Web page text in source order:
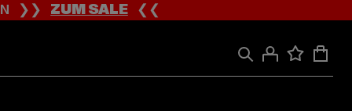
❯❯ZUM SALE❮❮